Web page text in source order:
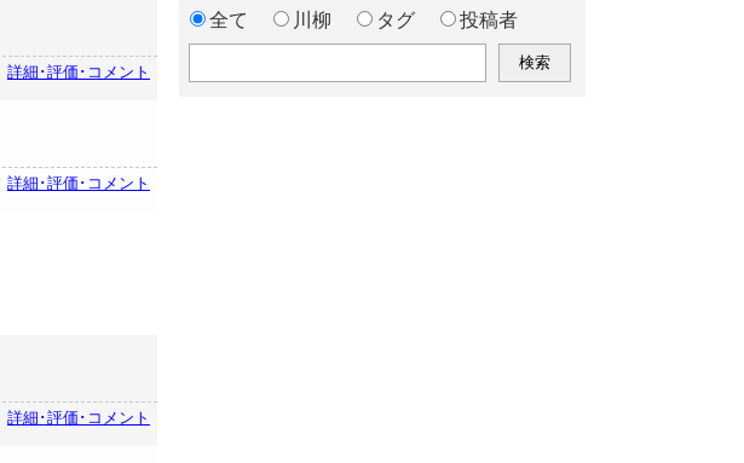
詳細･評価･コメント
詳細･評価･コメント
詳細･評価･コメント
全て 川柳 タグ 投稿者